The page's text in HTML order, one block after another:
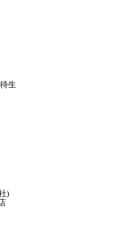
生
)